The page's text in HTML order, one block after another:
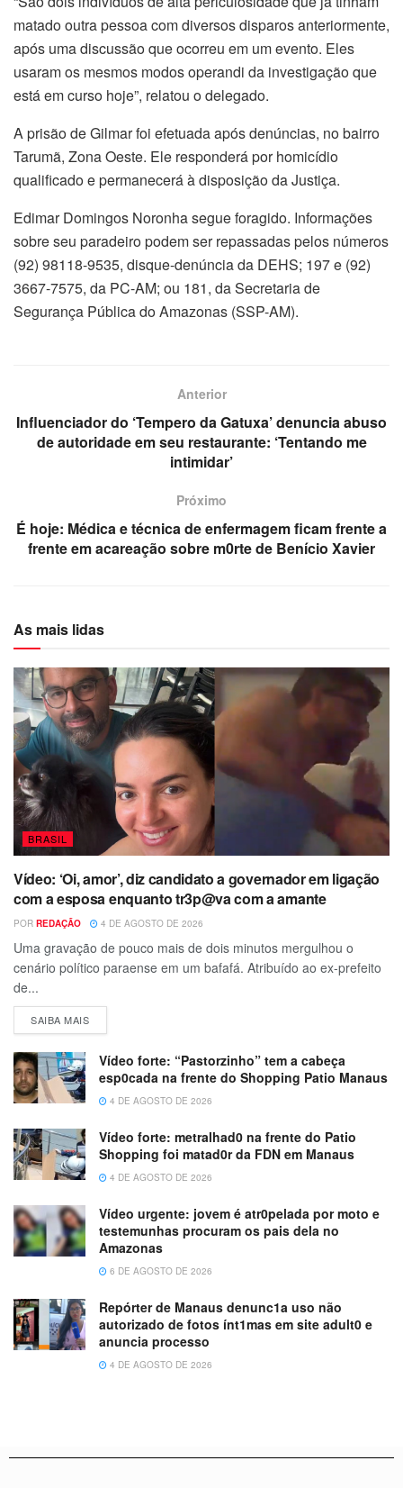
matado outra pessoa com diversos disparos anteriormente,
após uma discussão que ocorreu em um evento. Eles
usaram os mesmos modos operandi da investigação que
está em curso hoje”, relatou o delegado.
A prisão de Gilmar foi efetuada após denúncias, no bairro
Tarumã, Zona Oeste. Ele responderá por homicídio
qualificado e permanecerá à disposição da Justiça.
Edimar Domingos Noronha segue foragido. Informações
sobre seu paradeiro podem ser repassadas pelos números
(92) 98118-9535, disque-denúncia da DEHS; 197 e (92)
3667-7575, da PC-AM; ou 181, da Secretaria de
Segurança Pública do Amazonas (SSP-AM).
Anterior
Influenciador do ‘Tempero da Gatuxa’ denuncia abuso
de autoridade em seu restaurante: ‘Tentando me
intimidar’
Próximo
É hoje: Médica e técnica de enfermagem ficam frente a
frente em acareação sobre m0rte de Benício Xavier
As mais lidas
BRASIL
Vídeo: ‘Oi, amor’, diz candidato a governador em ligação
com a esposa enquanto tr3p@va com a amante
POR REDAÇÃO 4 DE AGOSTO DE 2026
Uma gravação de pouco mais de dois minutos mergulhou o
cenário político paraense em um bafafá. Atribuído ao ex-prefeito
de...
SAIBA MAIS
Vídeo forte: “Pastorzinho” tem a cabeça
esp0cada na frente do Shopping Patio Manaus
4 DE AGOSTO DE 2026
Vídeo forte: metralhad0 na frente do Patio
Shopping foi matad0r da FDN em Manaus
4 DE AGOSTO DE 2026
Vídeo urgente: jovem é atr0pelada por moto e
testemunhas procuram os pais dela no
Amazonas
6 DE AGOSTO DE 2026
Repórter de Manaus denunc1a uso não
autorizado de fotos ínt1mas em site adult0 e
anuncia processo
4 DE AGOSTO DE 2026